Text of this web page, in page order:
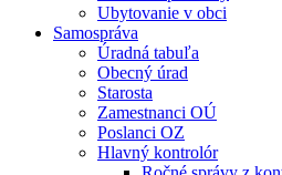
Ubytovanie v obci
Samospráva
Úradná tabuľa
Obecný úrad
Starosta
Zamestnanci OÚ
Poslanci OZ
Hlavný kontrolór